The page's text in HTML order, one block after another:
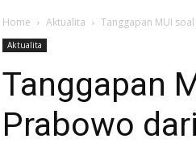
Home Aktualita Tanggapan MUI
Aktualita
Tanggapan
Prabowo